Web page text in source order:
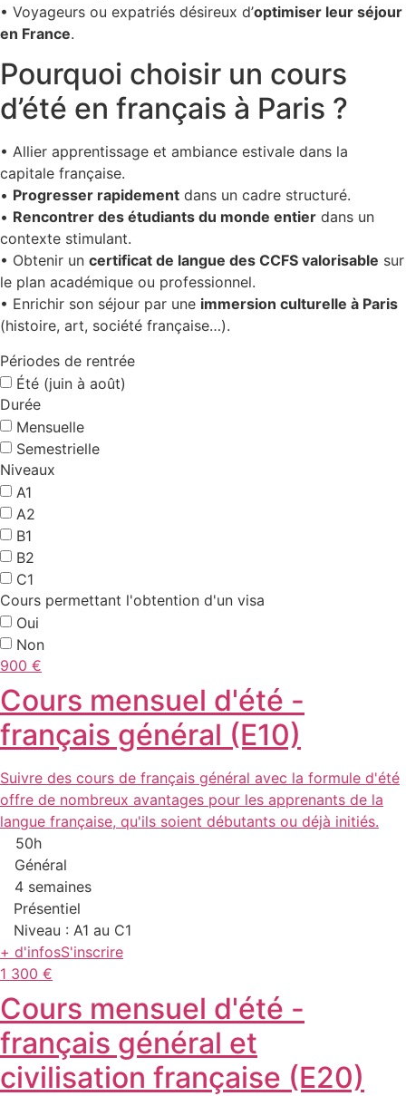
• Voyageurs ou expatriés désireux d’optimiser leur séjour
en France.
Pourquoi choisir un cours
d’été en français à Paris ?
• Allier apprentissage et ambiance estivale dans la
capitale française.
• Progresser rapidement dans un cadre structuré.
• Rencontrer des étudiants du monde entier dans un
contexte stimulant.
• Obtenir un certificat de langue des CCFS valorisable sur
le plan académique ou professionnel.
• Enrichir son séjour par une immersion culturelle à Paris
(histoire, art, société française…).
Périodes de rentrée
Été (juin à août)
Durée
Mensuelle
Semestrielle
Niveaux
A1
A2
B1
B2
C1
Cours permettant l'obtention d'un visa
Oui
Non
900 €
Cours mensuel d'été -
français général (E10)
Suivre des cours de français général avec la formule d'été
offre de nombreux avantages pour les apprenants de la
langue française, qu'ils soient débutants ou déjà initiés.
50h
Général
4 semaines
Présentiel
Niveau : A1 au C1
+ d'infosS'inscrire
1 300 €
Cours mensuel d'été -
français général et
civilisation française (E20)